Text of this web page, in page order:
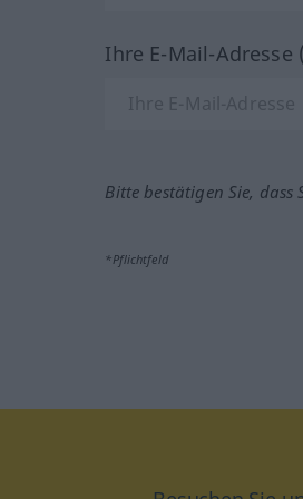
Ihre E-Mail-Adresse
Bitte bestätigen Sie, dass
*Pflichtfeld